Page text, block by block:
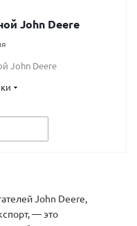
John Deere
John Deere
John Deere,
— это